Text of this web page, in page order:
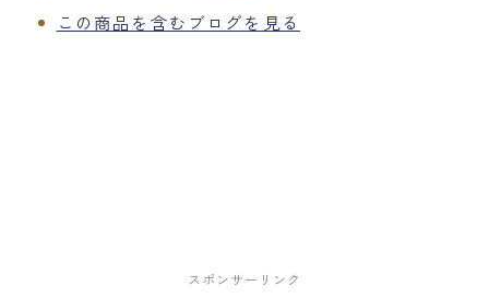
この商品を含むブログを見る
スポンサーリンク